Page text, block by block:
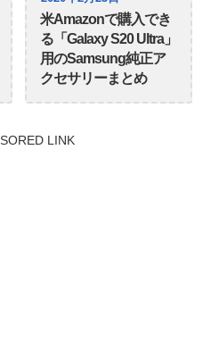
米Amazonで購入でき
る「Galaxy S20 Ultra」
用のSamsung純正ア
クセサリーまとめ
LINK